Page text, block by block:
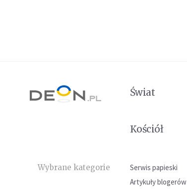
Świat
Kościół
Wybrane kategorie Serwis papieski
Artykuły blogerów